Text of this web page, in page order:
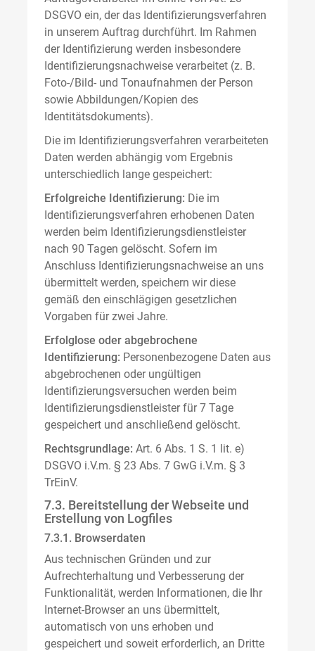
DSGVO ein, der das Identifizierungsverfahren
in unserem Auftrag durchführt. Im Rahmen
der Identifizierung werden insbesondere
Identifizierungsnachweise verarbeitet (z. B.
Foto-/Bild- und Tonaufnahmen der Person
sowie Abbildungen/Kopien des
Identitätsdokuments).
Die im Identifizierungsverfahren verarbeiteten
Daten werden abhängig vom Ergebnis
unterschiedlich lange gespeichert:
Erfolgreiche Identifizierung: Die im
Identifizierungsverfahren erhobenen Daten
werden beim Identifizierungsdienstleister
nach 90 Tagen gelöscht. Sofern im
Anschluss Identifizierungsnachweise an uns
übermittelt werden, speichern wir diese
gemäß den einschlägigen gesetzlichen
Vorgaben für zwei Jahre.
Erfolglose oder abgebrochene
Identifizierung: Personenbezogene Daten aus
abgebrochenen oder ungültigen
Identifizierungsversuchen werden beim
Identifizierungsdienstleister für 7 Tage
gespeichert und anschließend gelöscht.
Rechtsgrundlage: Art. 6 Abs. 1 S. 1 lit. e)
DSGVO i.V.m. § 23 Abs. 7 GwG i.V.m. § 3
TrEinV.
7.3. Bereitstellung der Webseite und
Erstellung von Logfiles
7.3.1. Browserdaten
Aus technischen Gründen und zur
Aufrechterhaltung und Verbesserung der
Funktionalität, werden Informationen, die Ihr
Internet-Browser an uns übermittelt,
automatisch von uns erhoben und
gespeichert und soweit erforderlich, an Dritte